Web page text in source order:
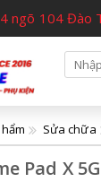
ngõ 104 Đào
Sửa chữa
Pad X 5G